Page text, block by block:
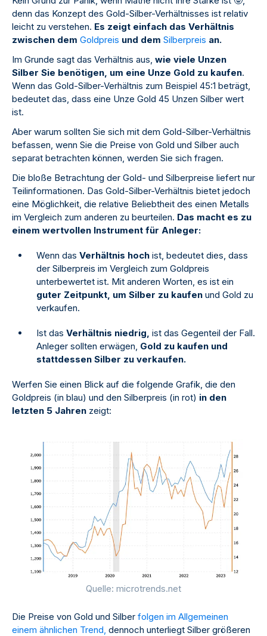
denn das Konzept des Gold-Silber-Verhältnisses ist relativ
leicht zu verstehen. Es zeigt einfach das Verhältnis
zwischen dem Goldpreis und dem Silberpreis an.
Im Grunde sagt das Verhältnis aus, wie viele Unzen
Silber Sie benötigen, um eine Unze Gold zu kaufen.
Wenn das Gold-Silber-Verhältnis zum Beispiel 45:1 beträgt,
bedeutet das, dass eine Unze Gold 45 Unzen Silber wert
ist.
Aber warum sollten Sie sich mit dem Gold-Silber-Verhältnis
befassen, wenn Sie die Preise von Gold und Silber auch
separat betrachten können, werden Sie sich fragen.
Die bloße Betrachtung der Gold- und Silberpreise liefert nur
Teilinformationen. Das Gold-Silber-Verhältnis bietet jedoch
eine Möglichkeit, die relative Beliebtheit des einen Metalls
im Vergleich zum anderen zu beurteilen. Das macht es zu
einem wertvollen Instrument für Anleger:
Wenn das Verhältnis hoch ist, bedeutet dies, dass
der Silberpreis im Vergleich zum Goldpreis
unterbewertet ist. Mit anderen Worten, es ist ein
guter Zeitpunkt, um Silber zu kaufen und Gold zu
verkaufen.
Ist das Verhältnis niedrig, ist das Gegenteil der Fall.
Anleger sollten erwägen, Gold zu kaufen und
stattdessen Silber zu verkaufen.
Werfen Sie einen Blick auf die folgende Grafik, die den
Goldpreis (in blau) und den Silberpreis (in rot) in den
letzten 5 Jahren zeigt:
Quelle: microtrends.net
Die Preise von Gold und Silber folgen im Allgemeinen
einem ähnlichen Trend, dennoch unterliegt Silber größeren